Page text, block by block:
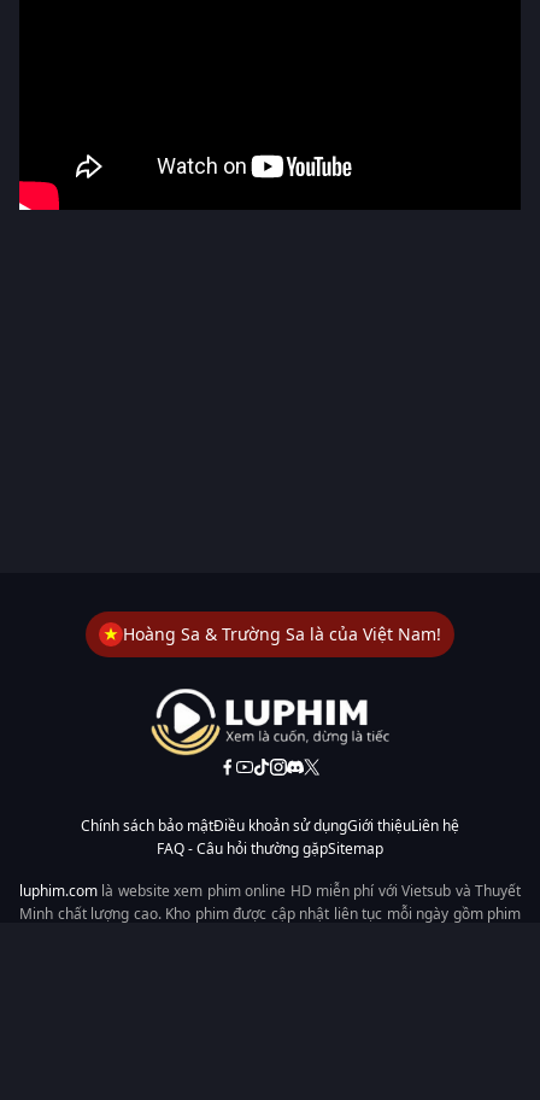
Hoàng Sa & Trường Sa là của Việt Nam!
Chính sách bảo mậtĐiều khoản sử dụngGiới thiệuLiên hệ
FAQ - Câu hỏi thường gặpSitemap
luphim.com là website xem phim online HD miễn phí với Vietsub và Thuyết
Minh chất lượng cao. Kho phim được cập nhật liên tục mỗi ngày gồm phim